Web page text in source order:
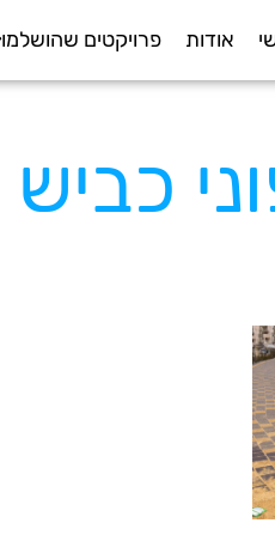
אודות פרויקטים שהושלמו
בית שמש